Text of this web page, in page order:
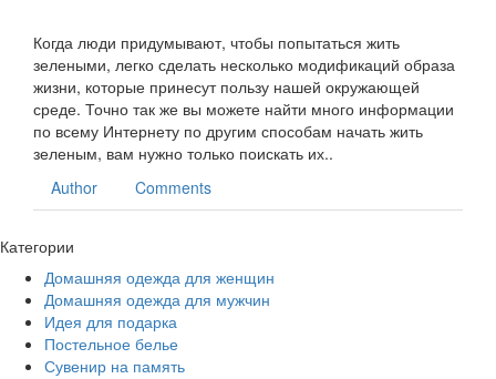
Когда люди придумывают, чтобы попытаться жить
зелеными, легко сделать несколько модификаций образа
жизни, которые принесут пользу нашей окружающей
среде. Точно так же вы можете найти много информации
по всему Интернету по другим способам начать жить
зеленым, вам нужно только поискать их..
Author
Comments
Категории
Домашняя одежда для женщин
Домашняя одежда для мужчин
Идея для подарка
Постельное белье
Сувенир на память